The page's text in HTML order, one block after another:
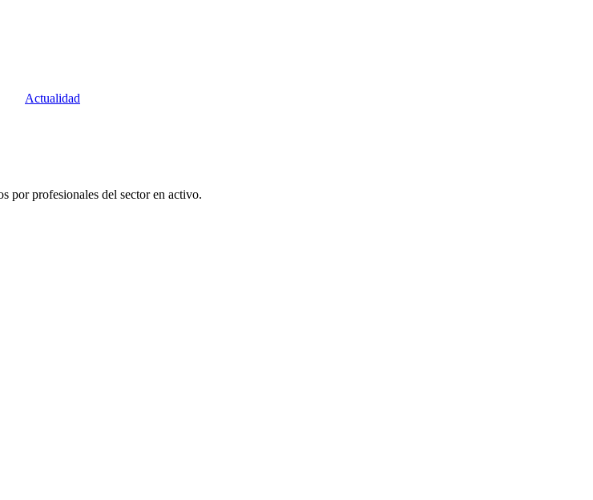
Actualidad
por profesionales del sector en activo.